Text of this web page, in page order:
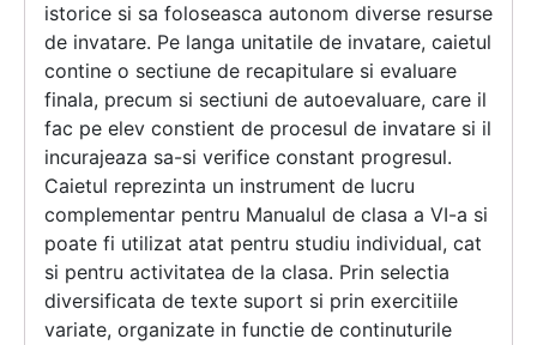
istorice si sa foloseasca autonom diverse resurse
de invatare. Pe langa unitatile de invatare, caietul
contine o sectiune de recapitulare si evaluare
finala, precum si sectiuni de autoevaluare, care il
fac pe elev constient de procesul de invatare si il
incurajeaza sa-si verifice constant progresul.
Caietul reprezinta un instrument de lucru
complementar pentru Manualul de clasa a VI-a si
poate fi utilizat atat pentru studiu individual, cat
si pentru activitatea de la clasa. Prin selectia
diversificata de texte suport si prin exercitiile
variate, organizate in functie de continuturile